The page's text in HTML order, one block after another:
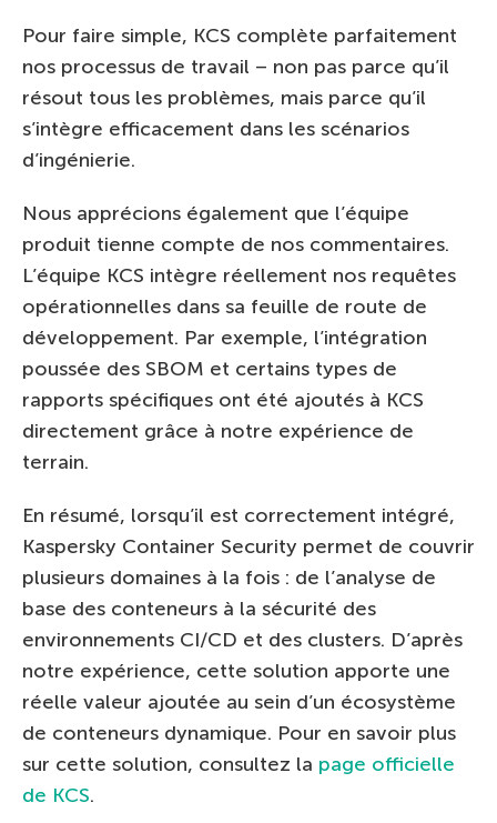
Pour faire simple, KCS complète parfaitement
nos processus de travail – non pas parce qu’il
résout tous les problèmes, mais parce qu’il
s’intègre efficacement dans les scénarios
d’ingénierie.
Nous apprécions également que l’équipe
produit tienne compte de nos commentaires.
L’équipe KCS intègre réellement nos requêtes
opérationnelles dans sa feuille de route de
développement. Par exemple, l’intégration
poussée des SBOM et certains types de
rapports spécifiques ont été ajoutés à KCS
directement grâce à notre expérience de
terrain.
En résumé, lorsqu’il est correctement intégré,
Kaspersky Container Security permet de couvrir
plusieurs domaines à la fois : de l’analyse de
base des conteneurs à la sécurité des
environnements CI/CD et des clusters. D’après
notre expérience, cette solution apporte une
réelle valeur ajoutée au sein d’un écosystème
de conteneurs dynamique. Pour en savoir plus
sur cette solution, consultez la page officielle
de KCS.